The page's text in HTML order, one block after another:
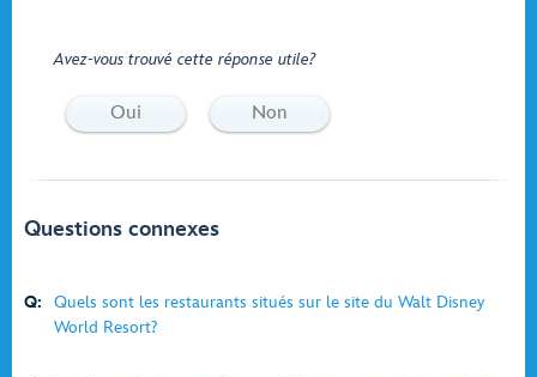
Avez-vous trouvé cette réponse utile?
Oui Non
Questions connexes
Q:
Quels sont les restaurants situés sur le site du Walt Disney
World Resort?